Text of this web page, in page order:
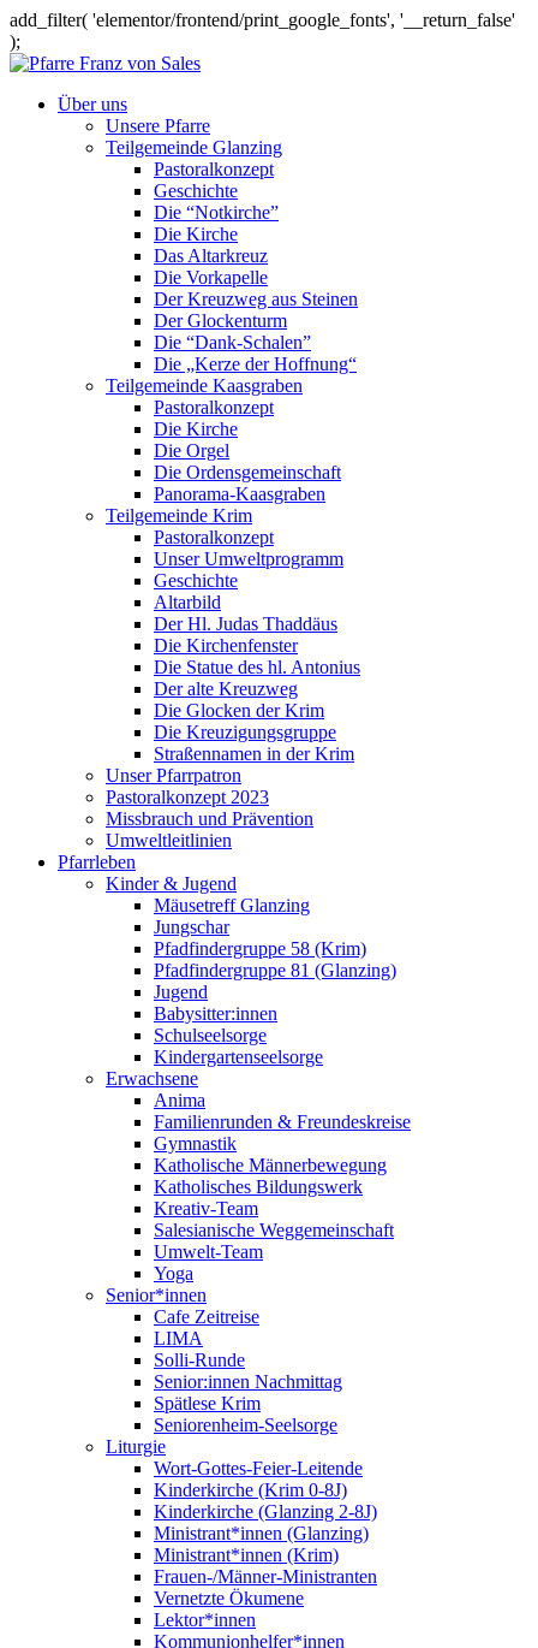
add_filter( 'elementor/frontend/print_google_fonts', '__return_false'
);
Über uns
Unsere Pfarre
Teilgemeinde Glanzing
Pastoralkonzept
Geschichte
Die “Notkirche”
Die Kirche
Das Altarkreuz
Die Vorkapelle
Der Kreuzweg aus Steinen
Der Glockenturm
Die “Dank-Schalen”
Die „Kerze der Hoffnung“
Teilgemeinde Kaasgraben
Pastoralkonzept
Die Kirche
Die Orgel
Die Ordensgemeinschaft
Panorama-Kaasgraben
Teilgemeinde Krim
Pastoralkonzept
Unser Umweltprogramm
Geschichte
Altarbild
Der Hl. Judas Thaddäus
Die Kirchenfenster
Die Statue des hl. Antonius
Der alte Kreuzweg
Die Glocken der Krim
Die Kreuzigungsgruppe
Straßennamen in der Krim
Unser Pfarrpatron
Pastoralkonzept 2023
Missbrauch und Prävention
Umweltleitlinien
Pfarrleben
Kinder & Jugend
Mäusetreff Glanzing
Jungschar
Pfadfindergruppe 58 (Krim)
Pfadfindergruppe 81 (Glanzing)
Jugend
Babysitter:innen
Schulseelsorge
Kindergartenseelsorge
Erwachsene
Anima
Familienrunden & Freundeskreise
Gymnastik
Katholische Männerbewegung
Katholisches Bildungswerk
Kreativ-Team
Salesianische Weggemeinschaft
Umwelt-Team
Yoga
Senior*innen
Cafe Zeitreise
LIMA
Solli-Runde
Senior:innen Nachmittag
Spätlese Krim
Seniorenheim-Seelsorge
Liturgie
Wort-Gottes-Feier-Leitende
Kinderkirche (Krim 0-8J)
Kinderkirche (Glanzing 2-8J)
Ministrant*innen (Glanzing)
Ministrant*innen (Krim)
Frauen-/Männer-Ministranten
Vernetzte Ökumene
Lektor*innen
Kommunionhelfer*innen